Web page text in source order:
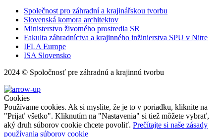
Společnost pro záhradní a krajinářskou tvorbu
Slovenská komora architektov
Ministerstvo životného prostredia SR
Fakulta záhradníctva a krajinného inžinierstva SPU v Nitre
IFLA Europe
ISA Slovensko
2024 © Spoločnosť pre záhradnú a krajinnú tvorbu
Cookies
Používame cookies. Ak si myslíte, že je to v poriadku, kliknite na
"Prijať všetko". Kliknutím na "Nastavenia" si tiež môžete vybrať,
aký druh súborov cookie chcete povoliť. Prečítajte si naše zásady
používania súborov cookie